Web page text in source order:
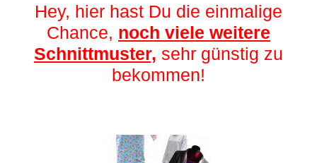
Hey, hier hast Du die einmalige
Chance, noch viele weitere
Schnittmuster, sehr günstig zu
bekommen!